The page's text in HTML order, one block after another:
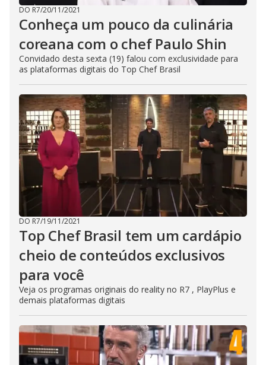
DO R7/20/11/2021
Conheça um pouco da culinária
coreana com o chef Paulo Shin
Convidado desta sexta (19) falou com exclusividade para
as plataformas digitais do Top Chef Brasil
DO R7/19/11/2021
Top Chef Brasil tem um cardápio
cheio de conteúdos exclusivos
para você
Veja os programas originais do reality no R7 , PlayPlus e
demais plataformas digitais